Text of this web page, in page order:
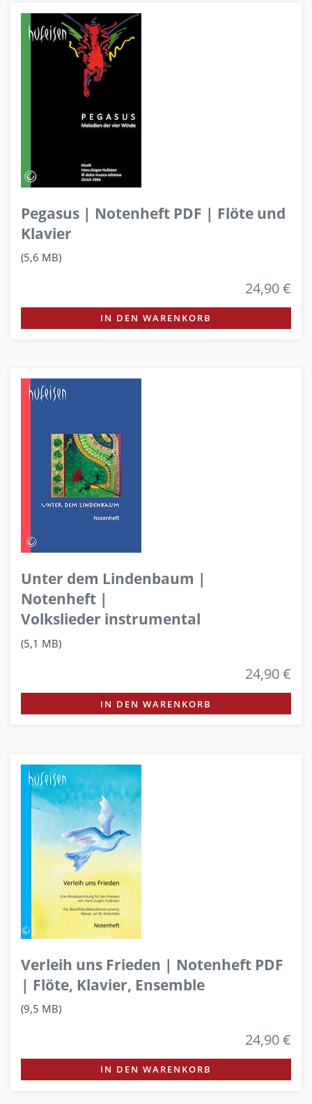
Pegasus | Notenheft PDF | Flöte und
Klavier
(5,6 MB)
24,90 €
IN DEN WARENKORB
Unter dem Lindenbaum |
Notenheft |
Volkslieder instrumental
(5,1 MB)
24,90 €
IN DEN WARENKORB
Verleih uns Frieden | Notenheft PDF
| Flöte, Klavier, Ensemble
(9,5 MB)
24,90 €
IN DEN WARENKORB